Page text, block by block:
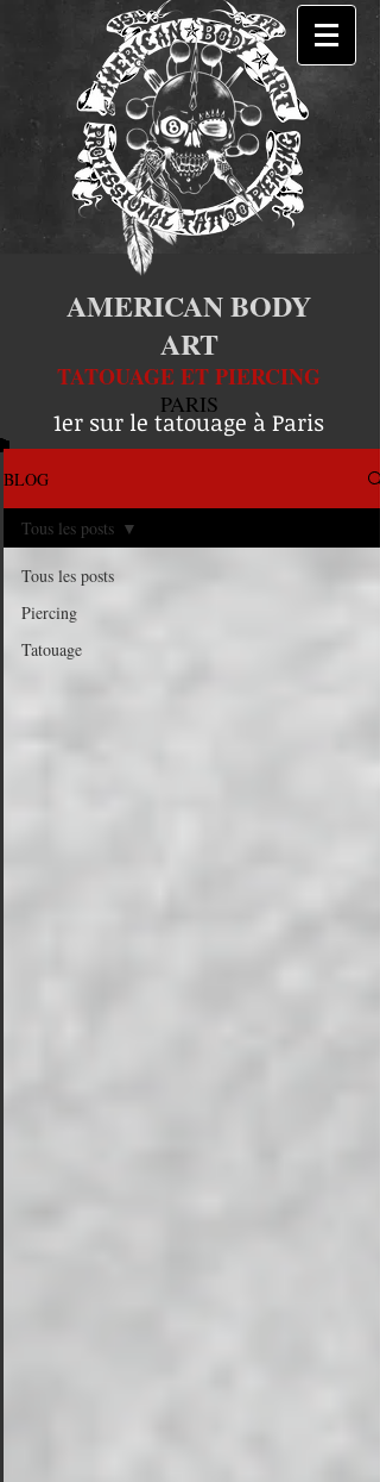
AMERICAN BODY
ART
TATOUAGE ET PIERCING
PARIS
1er sur le tatouage à Paris
BLOG
Tous les posts
Piercing
Tatouage
Tous les posts